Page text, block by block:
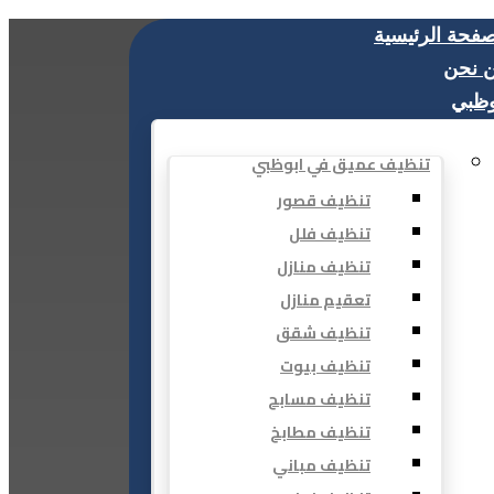
الرئيسية
نحن
تنظيف عميق في ابوظبي
تنظيف قصور
تنظيف فلل
تنظيف منازل
تعقيم منازل
تنظيف شقق
تنظيف بيوت
تنظيف مسابح
تنظيف مطابخ
تنظيف مباني